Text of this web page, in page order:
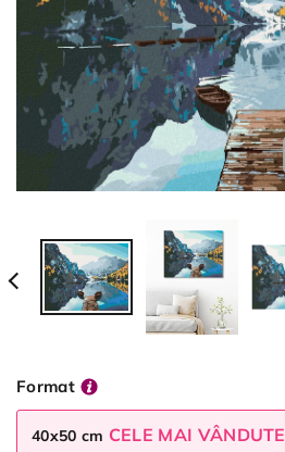
Format
40x50 cm CELE MAI VÂNDUTE